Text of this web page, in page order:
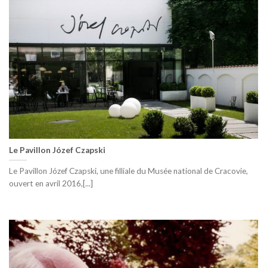
Le Pavillon Józef Czapski
Le Pavillon Józef Czapski, une filliale du Musée national de Cracovie,
ouvert en avril 2016,[...]